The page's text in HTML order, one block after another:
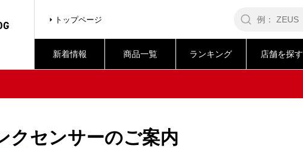
トップページ
新着情報 商品一覧 ランキング 店舗を探す
クセンサーのご案内